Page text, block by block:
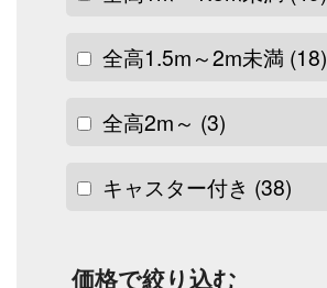
全高1.5m～2m未満 (18)
全高2m～ (3)
キャスター付き (38)
価格で絞り込む